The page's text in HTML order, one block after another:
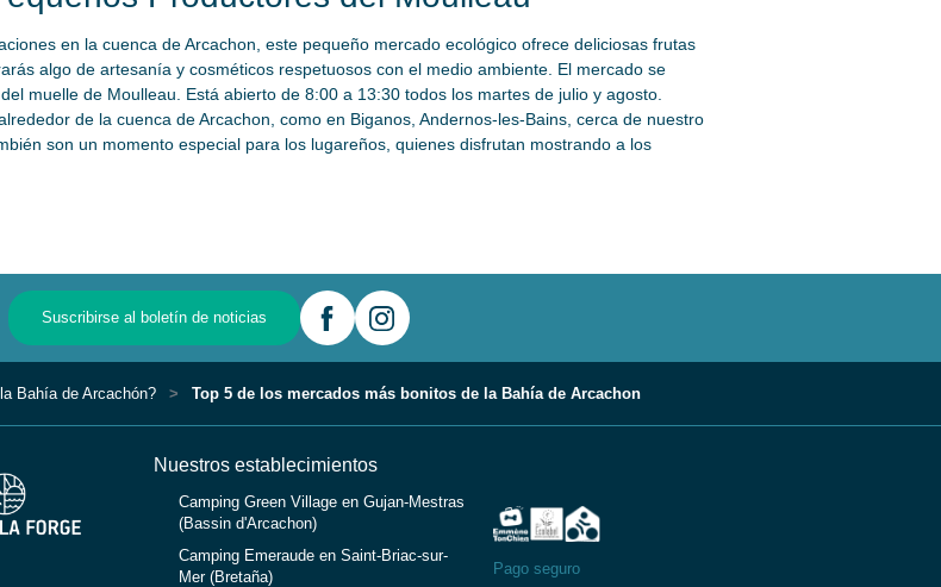
en la cuenca de Arcachon, este pequeño mercado ecológico ofrece deliciosas frutas
algo de artesanía y cosméticos respetuosos con el medio ambiente. El mercado se
muelle de Moulleau. Está abierto de 8:00 a 13:30 todos los martes de julio y agosto.
de la cuenca de Arcachon, como en Biganos, Andernos-les-Bains, cerca de nuestro
son un momento especial para los lugareños, quienes disfrutan mostrando a los
Suscribirse al boletín de noticias
Bahía de Arcachón? Top 5 de los mercados más bonitos de la Bahía de Arcachon
Nuestros establecimientos
Camping Green Village en Gujan-Mestras
(Bassin d'Arcachon)
Camping Emeraude en Saint-Briac-sur-
Mer (Bretaña)
Pago seguro